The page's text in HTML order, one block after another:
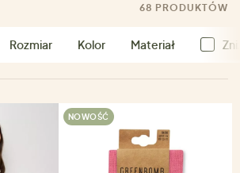
68 PRODUKTÓW
Rozmiar Kolor Materiał
NOWOŚĆ